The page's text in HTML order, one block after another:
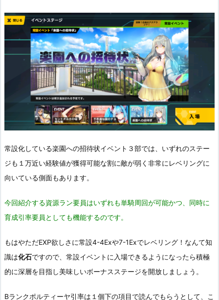
常設化している楽園への招待状イベント３部では、いずれのステー
ジも１万近い経験値が獲得可能な割に敵が弱く非常にレベリングに
向いている側面もあります。
今回紹介する資源ラン要員はいずれも単騎周回が可能かつ、同時に
育成引率要員としても機能するのです。
もはやただEXP欲しさに常設4-4Exや7-1Exでレベリング！なんて知
識は化石ですので、常設イベントに入場できるようになったら積極
的に深層を目指し美味しいボーナスステージを開放しましょう。
Bランクポルティーヤ引率は１個下の項目で読んでもらうとして、こ